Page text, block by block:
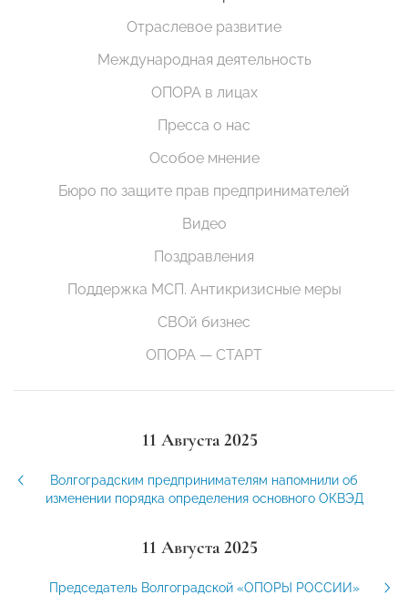
Отраслевое развитие
Международная деятельность
ОПОРА в лицах
Пресса о нас
Особое мнение
Бюро по защите прав предпринимателей
Видео
Поздравления
Поддержка МСП. Антикризисные меры
СВОй бизнес
ОПОРА — СТАРТ
11 Августа 2025
Волгоградским предпринимателям напомнили об
изменении порядка определения основного ОКВЭД
11 Августа 2025
Председатель Волгоградской «ОПОРЫ РОССИИ»